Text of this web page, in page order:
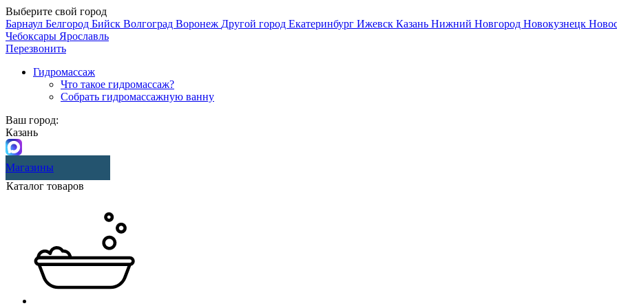
Выберите свой город
Барнаул Белгород Бийск Волгоград Воронеж Другой город Екатеринбург Ижевск Казань Нижний Новгород Новокузнецк
Чебоксары Ярославль
Перезвонить
Гидромассаж
Что такое гидромассаж?
Собрать гидромассажную ванну
Ваш город:
Казань
Магазины
Каталог товаров